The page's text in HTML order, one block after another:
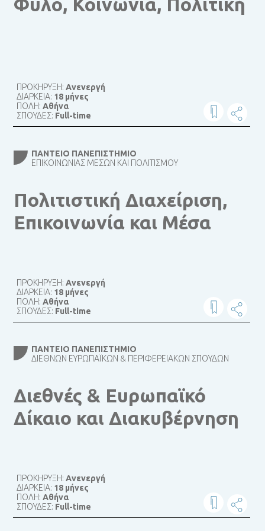
ΠΡΟΚΗΡΥΞΗ:Ανενεργή
ΔΙΑΡΚΕΙΑ: 18 μήνες
ΠΟΛΗ:Αθήνα
ΣΠΟΥΔΕΣ: Full-time
ΠΆΝΤΕΙΟ ΠΑΝΕΠΙΣΤΉΜΙΟ
ΕΠΙΚΟΙΝΩΝΊΑΣ ΜΈΣΩΝ ΚΑΙ ΠΟΛΙΤΙΣΜΟΎ
Πολιτιστική Διαχείριση,
Επικοινωνία και Μέσα
ΠΡΟΚΗΡΥΞΗ:Ανενεργή
ΔΙΑΡΚΕΙΑ: 18 μήνες
ΠΟΛΗ:Αθήνα
ΣΠΟΥΔΕΣ: Full-time
ΠΆΝΤΕΙΟ ΠΑΝΕΠΙΣΤΉΜΙΟ
ΔΙΕΘΝΏΝ ΕΥΡΩΠΑΪΚΏΝ & ΠΕΡΙΦΕΡΕΙΑΚΏΝ ΣΠΟΥΔΏΝ
Διεθνές & Ευρωπαϊκό
Δίκαιο και Διακυβέρνηση
ΠΡΟΚΗΡΥΞΗ:Ανενεργή
ΔΙΑΡΚΕΙΑ: 18 μήνες
ΠΟΛΗ:Αθήνα
ΣΠΟΥΔΕΣ: Full-time